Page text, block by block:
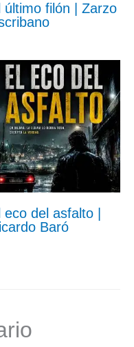
último filón | Zarzo
eco del asfalto |
Baró